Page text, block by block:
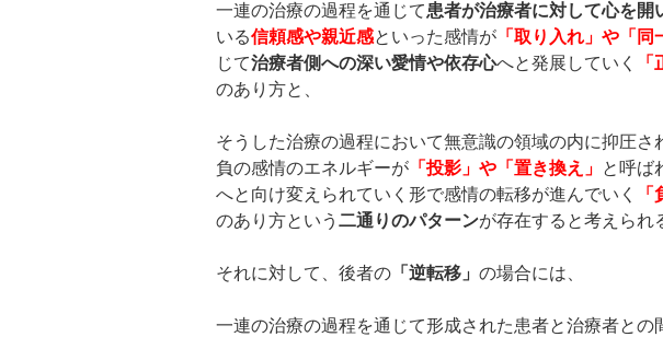
一連の治療の過程を通じて患者が治療者に対して心を開
いる信頼感や親近感といった感情が 「取り入れ」や「同
じて治療者側への深い愛情や依存心へと発展していく
のあり方と、
そうした治療の過程において無意識の領域の内に抑圧さ
負の感情のエネルギーが 「投影」や「置き換え」 と呼ば
へと向け変えられていく形で感情の転移が進んでいく
のあり方という 二通りのパターンが存在すると考えられ
それに対して、後者の 「逆転移」 の場合には、
一連の治療の過程を通じて形成された患者と治療者との